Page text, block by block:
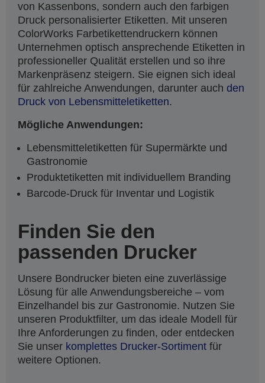
von Kassenbons, sondern auch den farbigen
Druck personalisierter Etiketten. Mit unseren
ColorWorks Farbetikettendruckern können
Unternehmen optisch ansprechende Etiketten in
professioneller Qualität erstellen und so ihre
Markenpräsenz steigern. Sie eignen sich ideal
für zahlreiche Anwendungen, darunter auch den
Druck von Lebensmitteletiketten.
Mögliche Anwendungen:
Lebensmitteletiketten für Supermärkte und
Gastronomie
Produktetiketten mit individuellem Branding
Barcode-Druck für Inventar und Logistik
Finden Sie den
passenden Drucker
Unsere Bondrucker bieten eine zuverlässige
Lösung für alle Anwendungsbereiche – vom
Einzelhandel bis zur Gastronomie. Nutzen Sie
unseren Produktfilter, um das ideale Modell für
Ihre Anforderungen zu finden, oder entdecken
Sie unser komplettes Drucker-Sortiment für
weitere Optionen.